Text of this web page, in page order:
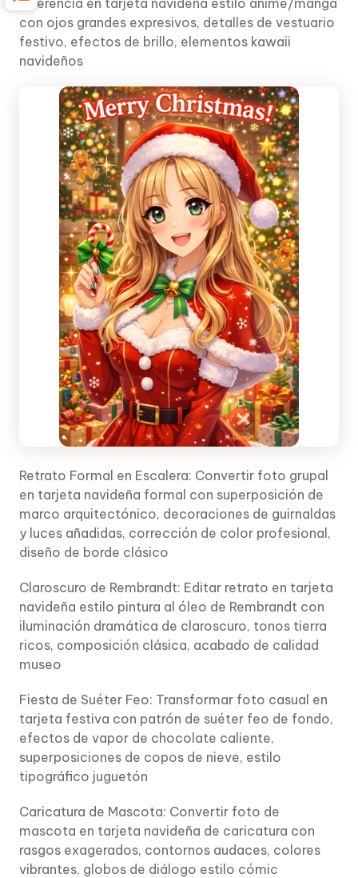
con ojos grandes expresivos, detalles de vestuario
festivo, efectos de brillo, elementos kawaii
navideños
Retrato Formal en Escalera: Convertir foto grupal
en tarjeta navideña formal con superposición de
marco arquitectónico, decoraciones de guirnaldas
y luces añadidas, corrección de color profesional,
diseño de borde clásico
Claroscuro de Rembrandt: Editar retrato en tarjeta
navideña estilo pintura al óleo de Rembrandt con
iluminación dramática de claroscuro, tonos tierra
ricos, composición clásica, acabado de calidad
museo
Fiesta de Suéter Feo: Transformar foto casual en
tarjeta festiva con patrón de suéter feo de fondo,
efectos de vapor de chocolate caliente,
superposiciones de copos de nieve, estilo
tipográfico juguetón
Caricatura de Mascota: Convertir foto de
mascota en tarjeta navideña de caricatura con
rasgos exagerados, contornos audaces, colores
vibrantes, globos de diálogo estilo cómic